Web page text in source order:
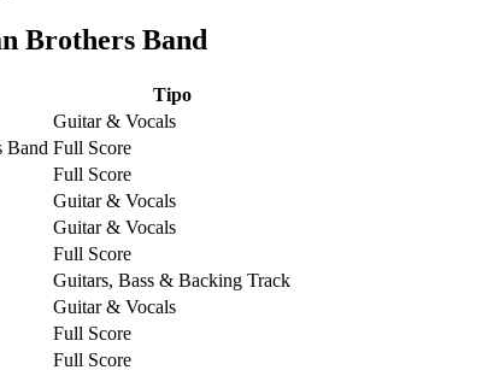
Brothers Band
Tipo
Guitar & Vocals
Band Full Score
Full Score
Guitar & Vocals
Guitar & Vocals
Full Score
Guitars, Bass & Backing Track
Guitar & Vocals
Full Score
Full Score